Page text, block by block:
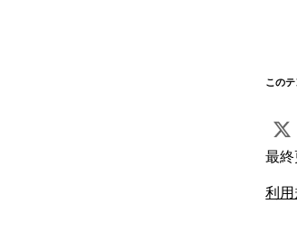
この
最
利